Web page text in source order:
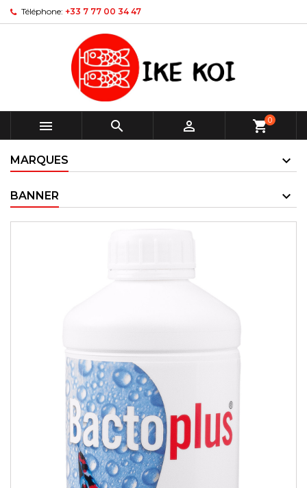
Téléphone: +33 7 77 00 34 47
   shopping_cart0
MARQUES
BANNER